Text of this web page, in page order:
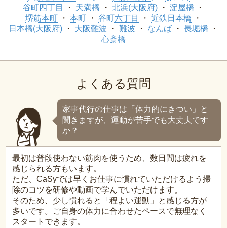
谷町四丁目
天満橋 北浜(大阪府)
淀屋橋
堺筋本町
本町 谷町六丁目
近鉄日本橋
日本橋(大阪府)
大阪難波 難波 なんば
長堀橋
心斎橋
よくある質問
家事代行の仕事は「体力的にきつい」と
聞きますが、運動が苦手でも大丈夫です
か？
最初は普段使わない筋肉を使うため、数日間は疲れを
感じられる方もいます。
ただ、CaSyでは早くお仕事に慣れていただけるよう掃
除のコツを研修や動画で学んでいただけます。
そのため、少し慣れると「程よい運動」と感じる方が
多いです。ご自身の体力に合わせたペースで無理なく
スタートできます。